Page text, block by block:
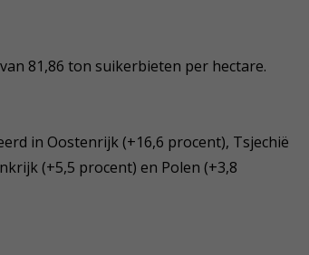
81,86 ton suikerbieten per hectare.
in Oostenrijk (+16,6 procent), Tsjechië
(+5,5 procent) en Polen (+3,8